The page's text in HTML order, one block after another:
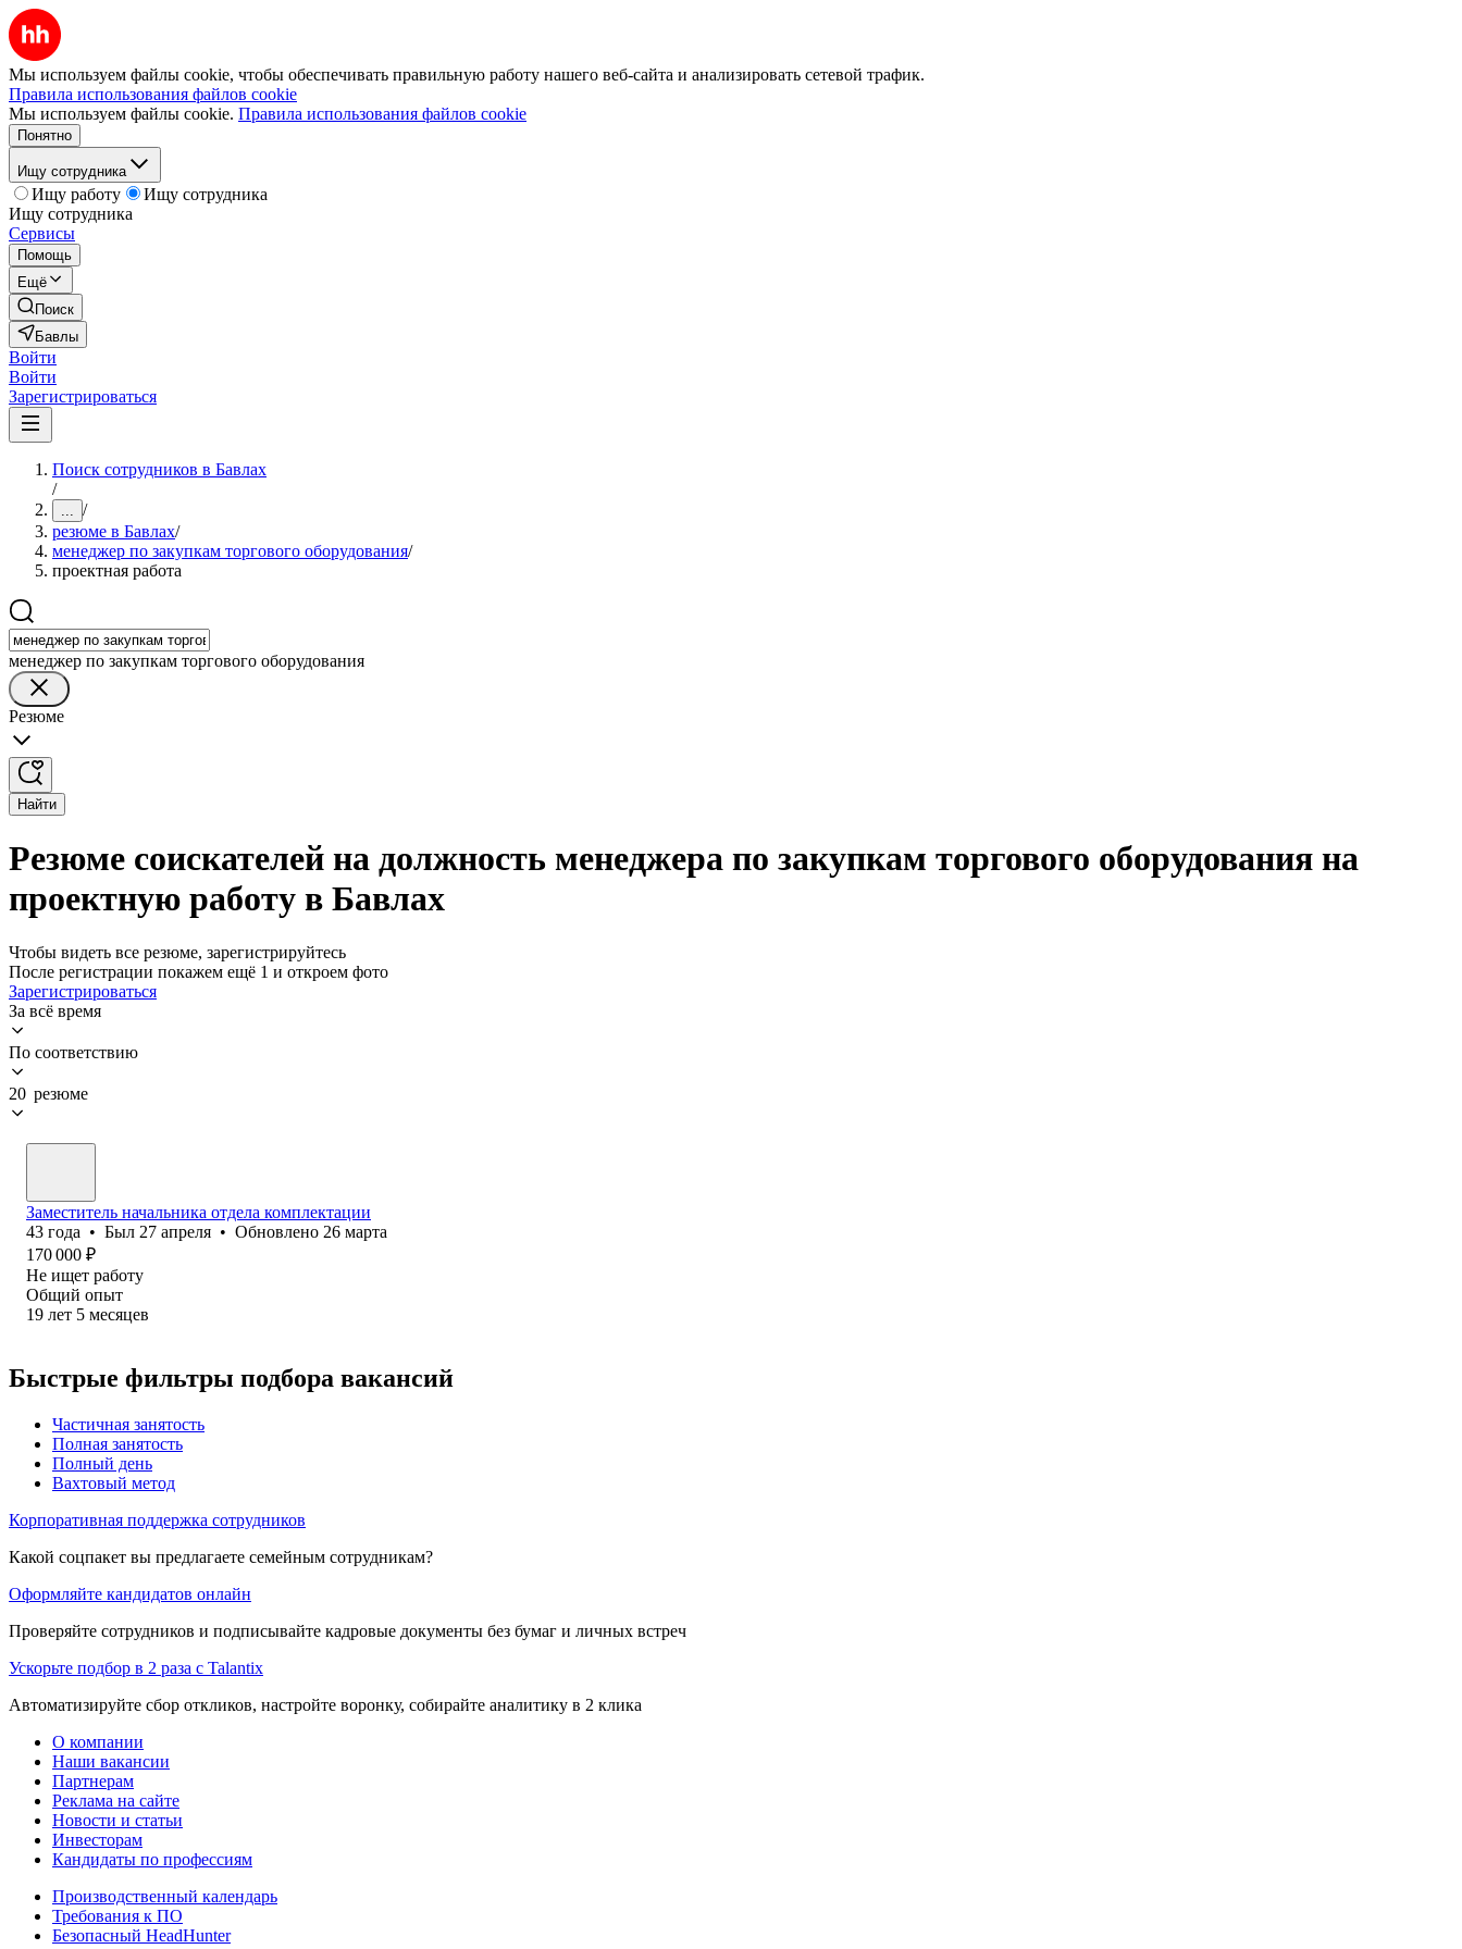
Мы используем файлы cookie, чтобы обеспечивать правильную работу нашего веб-сайта и анализировать сетевой трафик.
Правила использования файлов cookie
Мы используем файлы cookie. Правила использования файлов cookie
Понятно
Ищу сотрудника
Ищу работу
Ищу сотрудника
Ищу сотрудника
Сервисы
Помощь
Ещё
Поиск
Бавлы
Войти
Войти
Зарегистрироваться
Поиск сотрудников в Бавлах
/
... /
резюме в Бавлах/
менеджер по закупкам торгового оборудования/
проектная работа
менеджер по закупкам торгового оборудования
Резюме
Найти
Резюме соискателей на должность менеджера по закупкам торгового оборудования на
проектную работу в Бавлах
Чтобы видеть все резюме, зарегистрируйтесь
После регистрации покажем ещё 1 и откроем фото
Зарегистрироваться
За всё время
По соответствию
20 резюме
Заместитель начальника отдела комплектации
43 года • Был 27 апреля • Обновлено 26 марта
170 000 ₽
Не ищет работу
Общий опыт
19 лет 5 месяцев
Быстрые фильтры подбора вакансий
Частичная занятость
Полная занятость
Полный день
Вахтовый метод
Корпоративная поддержка сотрудников
Какой соцпакет вы предлагаете семейным сотрудникам?
Оформляйте кандидатов онлайн
Проверяйте сотрудников и подписывайте кадровые документы без бумаг и личных встреч
Ускорьте подбор в 2 раза с Talantix
Автоматизируйте сбор откликов, настройте воронку, собирайте аналитику в 2 клика
О компании
Наши вакансии
Партнерам
Реклама на сайте
Новости и статьи
Инвесторам
Кандидаты по профессиям
Производственный календарь
Требования к ПО
Безопасный HeadHunter